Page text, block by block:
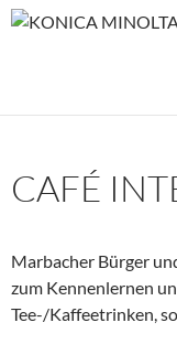
CAFÉ
Marbacher Bürger
zum Kennenlernen
Tee-/Kaffeetrinken,